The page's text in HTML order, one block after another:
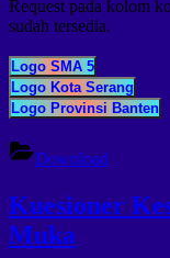
Request pada kolom
sudah tersedia.
Logo SMA 5
Logo Kota Serang
Logo Provinsi Banten
Download
Kuesioner
Muka